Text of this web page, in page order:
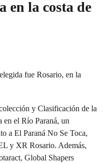
en la costa de
fue Rosario, en la
y Clasificación de la
el Río Paraná, un
a El Paraná No Se Toca,
y XR Rosario. Además,
Global Shapers